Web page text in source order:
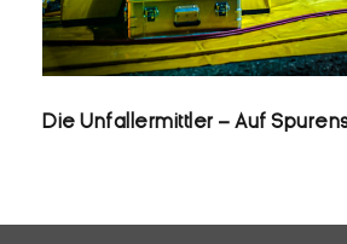
Die Unfallermittler – Auf